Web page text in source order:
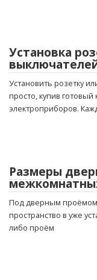
Установка
Установить розетку
просто, купив готовый
электроприборов.
Размеры
Под дверным
пространство в уже
либо проём